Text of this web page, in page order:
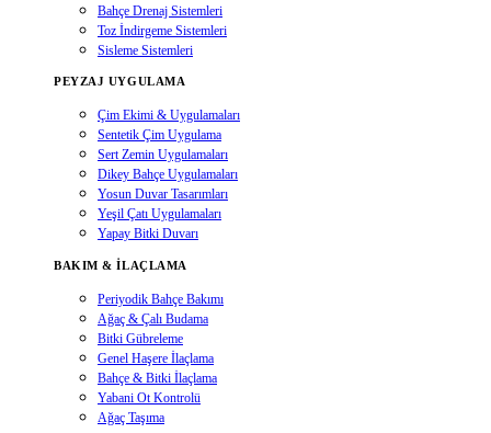
Bahçe Drenaj Sistemleri
Toz İndirgeme Sistemleri
Sisleme Sistemleri
PEYZAJ UYGULAMA
Çim Ekimi & Uygulamaları
Sentetik Çim Uygulama
Sert Zemin Uygulamaları
Dikey Bahçe Uygulamaları
Yosun Duvar Tasarımları
Yeşil Çatı Uygulamaları
Yapay Bitki Duvarı
BAKIM & İLAÇLAMA
Periyodik Bahçe Bakımı
Ağaç & Çalı Budama
Bitki Gübreleme
Genel Haşere İlaçlama
Bahçe & Bitki İlaçlama
Yabani Ot Kontrolü
Ağaç Taşıma